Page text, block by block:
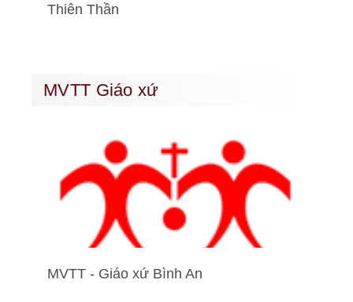
Thiên Thần
MVTT Giáo xứ
MVTT - Giáo xứ Bình An